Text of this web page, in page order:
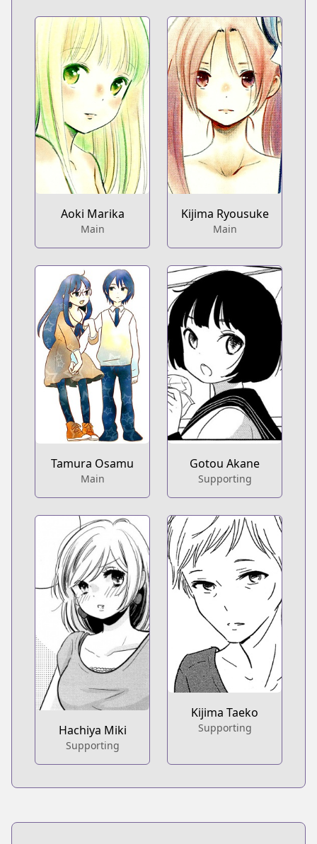
Aoki Marika
Main
Kijima Ryousuke
Main
Tamura Osamu
Main
Gotou Akane
Supporting
Hachiya Miki
Supporting
Kijima Taeko
Supporting